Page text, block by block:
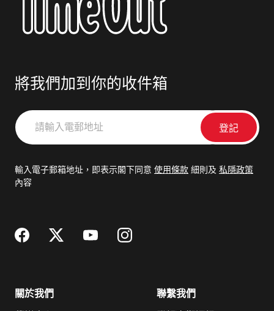
將我們加到你的收件箱
請
輸
郵
輸入電子郵箱地址，即表示閣下同意 使用條款 細則及 私隱政策
內容
關於我們 聯繫我們